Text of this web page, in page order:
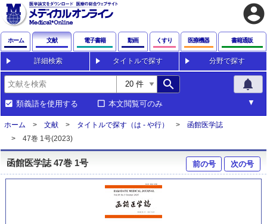
account_circle
ホーム 文献 電子書籍 動画 くすり 医療機器 書籍通販
詳細検索 タイトルで探す 分野で探す
search notifications
類義語を使用する 本文閲覧可のみ
ホーム 文献 タイトルで探す（は - や行）
函館医学誌
47巻 1号(2023)
函館医学誌 47巻 1号 前の号 次の号